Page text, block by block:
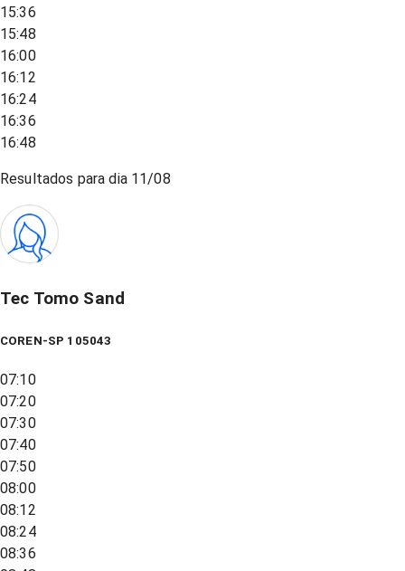
15:36
15:48
16:00
16:12
16:24
16:36
16:48
Resultados para dia 11/08
Tec Tomo Sand
COREN-SP 105043
07:10
07:20
07:30
07:40
07:50
08:00
08:12
08:24
08:36